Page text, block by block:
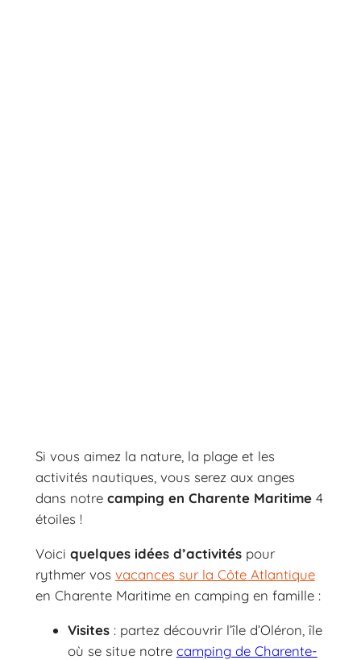
Si vous aimez la nature, la plage et les
activités nautiques, vous serez aux anges
dans notre camping en Charente Maritime4
étoiles !
Voici quelques idées d’activitéspour
rythmer vos vacances sur la Côte Atlantique
en Charente Maritime en camping en famille :
Visites: partez découvrir l’île d’Oléron, île
où se situe notre camping de Charente-